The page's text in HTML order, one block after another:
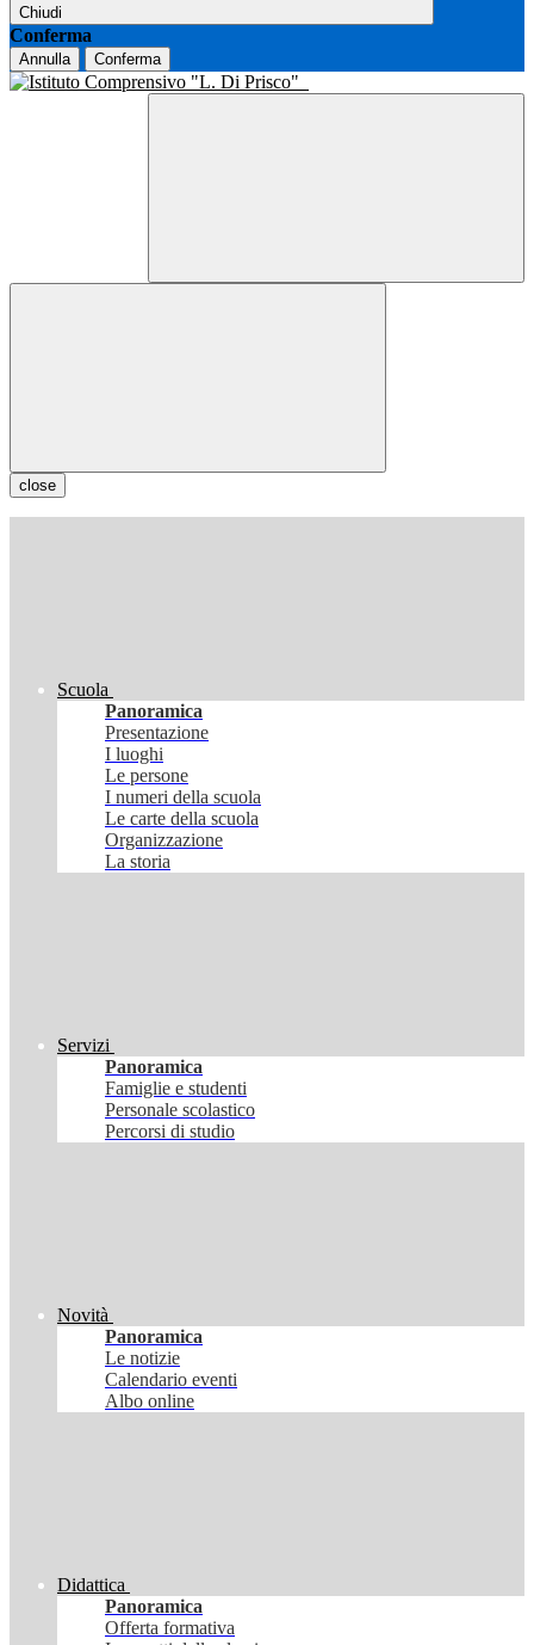
Chiudi
Conferma
Annulla Conferma
close
Scuola
Panoramica
Presentazione
I luoghi
Le persone
I numeri della scuola
Le carte della scuola
Organizzazione
La storia
Servizi
Panoramica
Famiglie e studenti
Personale scolastico
Percorsi di studio
Novità
Panoramica
Le notizie
Calendario eventi
Albo online
Didattica
Panoramica
Offerta formativa